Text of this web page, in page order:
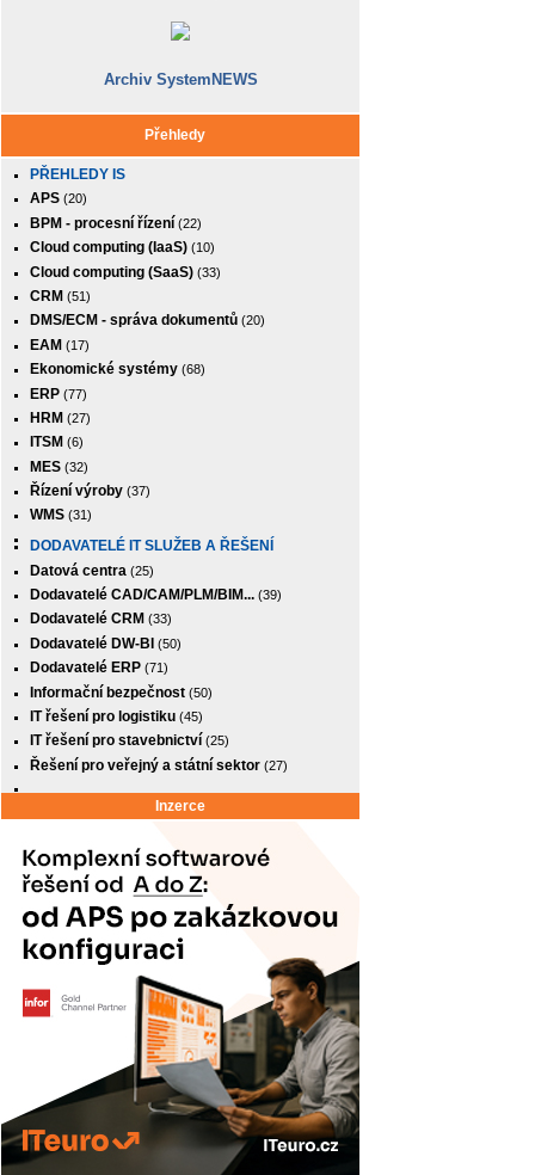
Archiv SystemNEWS
Přehledy
PŘEHLEDY IS
APS (20)
BPM - procesní řízení (22)
Cloud computing (IaaS) (10)
Cloud computing (SaaS) (33)
CRM (51)
DMS/ECM - správa dokumentů (20)
EAM (17)
Ekonomické systémy (68)
ERP (77)
HRM (27)
ITSM (6)
MES (32)
Řízení výroby (37)
WMS (31)
DODAVATELÉ IT SLUŽEB A ŘEŠENÍ
Datová centra (25)
Dodavatelé CAD/CAM/PLM/BIM... (39)
Dodavatelé CRM (33)
Dodavatelé DW-BI (50)
Dodavatelé ERP (71)
Informační bezpečnost (50)
IT řešení pro logistiku (45)
IT řešení pro stavebnictví (25)
Řešení pro veřejný a státní sektor (27)
Inzerce